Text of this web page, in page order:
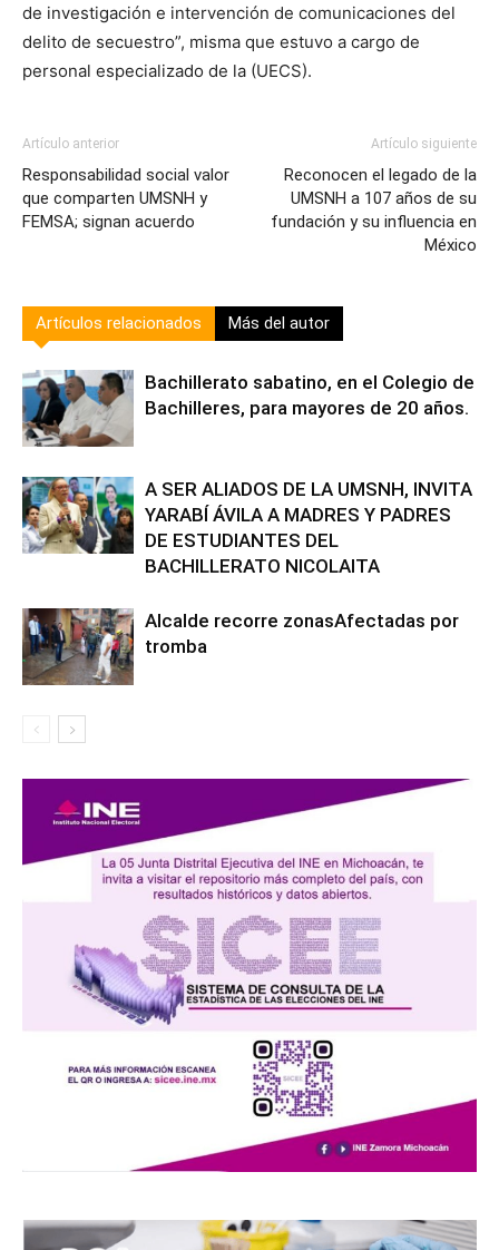
de investigación e intervención de comunicaciones del
delito de secuestro”, misma que estuvo a cargo de
personal especializado de la (UECS).
Artículo anterior
Responsabilidad social valor
que comparten UMSNH y
FEMSA; signan acuerdo
Artículo siguiente
Reconocen el legado de la
UMSNH a 107 años de su
fundación y su influencia en
México
Artículos relacionados Más del autor
Bachillerato sabatino, en el Colegio de
Bachilleres, para mayores de 20 años.
A SER ALIADOS DE LA UMSNH, INVITA
YARABÍ ÁVILA A MADRES Y PADRES
DE ESTUDIANTES DEL
BACHILLERATO NICOLAITA
Alcalde recorre zonasAfectadas por
tromba